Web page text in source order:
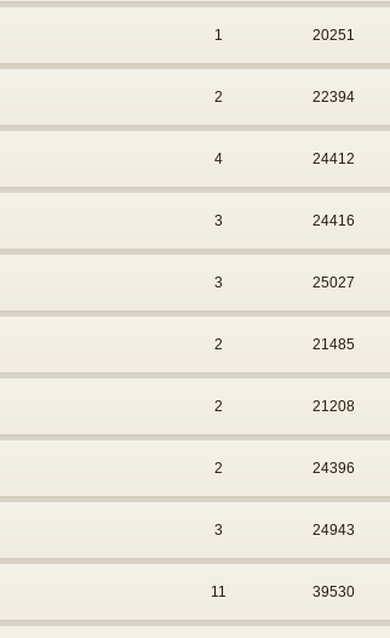
1 20251
2 22394
4 24412
3 24416
3 25027
2 21485
2 21208
2 24396
3 24943
11 39530